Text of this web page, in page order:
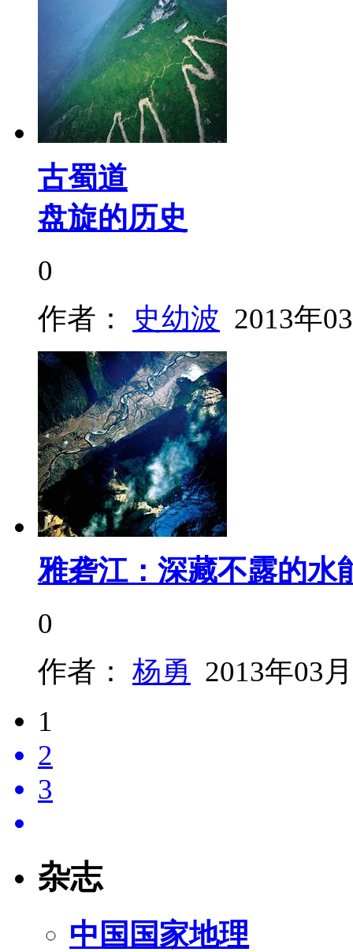
古蜀道
盘旋的历史
0
作者：
史幼波 2013年
雅砻江：深藏不露的水
0
作者： 杨勇 2013年03
1
2
3
杂志
中国国家地理